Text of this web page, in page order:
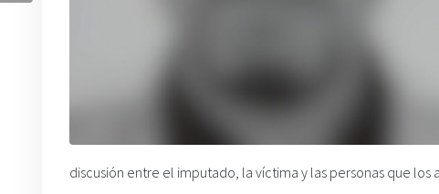
discusión entre el imputado, la víctima y las personas que